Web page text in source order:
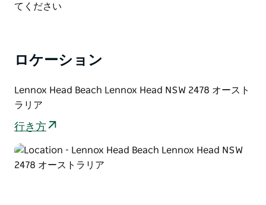
地を知り尽くした地元のサーファーにスリリングなライ
ら、難易度の高いスポットとなっています。初心者には
不向きですが、サーフゾーンとして高い評価を得ていま
波の向こうには、息を呑むほど美しい海岸線が広がり、
からのオーシャンビューなど、最高の楽しみが待ってい
ます。サーフクラブの北側では、リードをつけた犬を連
れての参加も歓迎されており、アクティブな旅行者にも
List
てください
ロケーション
Lennox Head Beach Lennox Head NSW 2478 オースト
ラリア
行き方